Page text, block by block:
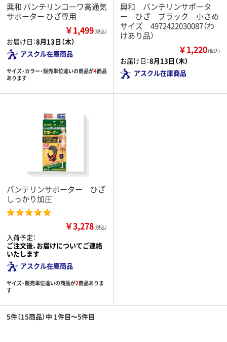
興和 バンテリンコーワ高通気
サポーター ひざ専用
￥1,499（税込）
お届け日：8月13日（木）
アスクル在庫商品
サイズ・カラー・販売単位違いの商品が4商品
あります
興和 バンテリンサポータ
ー ひざ ブラック 小さめ
サイズ 4972422030087（わ
けあり品）
￥1,220（税込）
お届け日：8月13日（木）
アスクル在庫商品
バンテリンサポーター ひざ
しっかり加圧
￥3,278（税込）
入荷予定：
ご注文後、お届けについてご連絡
いたします
アスクル在庫商品
サイズ・販売単位違いの商品が2商品ありま
す
5件（15商品）中 1件目～5件目